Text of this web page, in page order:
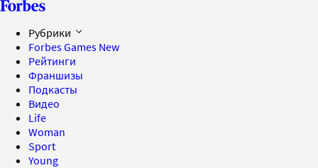
Рубрики
Forbes Games New
Рейтинги
Франшизы
Подкасты
Видео
Life
Woman
Sport
Young